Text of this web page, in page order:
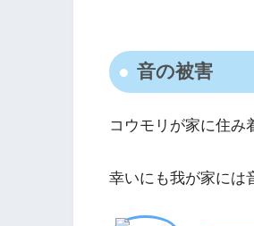
音の被害
コウモリが家に住み
幸いにも我が家には